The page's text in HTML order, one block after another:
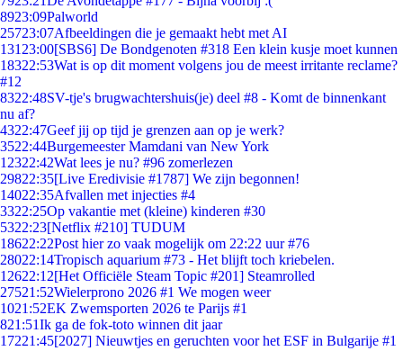
8923:09Palworld
25723:07Afbeeldingen die je gemaakt hebt met AI
131 23:00[SBS6] De Bondgenoten #318 Een klein kusje moet kunnen
18322:53Wat is op dit moment volgens jou de meest irritante reclame?
#12
8322:48SV-tje's brugwachtershuis(je) deel #8 - Komt de binnenkant
nu af?
4322:47Geef jij op tijd je grenzen aan op je werk?
3522:44Burgemeester Mamdani van New York
12322:42Wat lees je nu? #96 zomerlezen
29822:35[Live Eredivisie #1787] We zijn begonnen!
14022:35Afvallen met injecties #4
3322:25Op vakantie met (kleine) kinderen #30
5322:23[Netflix #210] TUDUM
18622:22Post hier zo vaak mogelijk om 22:22 uur #76
28022:14Tropisch aquarium #73 - Het blijft toch kriebelen.
12622:12[Het Officiële Steam Topic #201] Steamrolled
27521:52Wielerprono 2026 #1 We mogen weer
1021:52EK Zwemsporten 2026 te Parijs #1
821:51Ik ga de fok-toto winnen dit jaar
17221:45[2027] Nieuwtjes en geruchten voor het ESF in Bulgarije #1